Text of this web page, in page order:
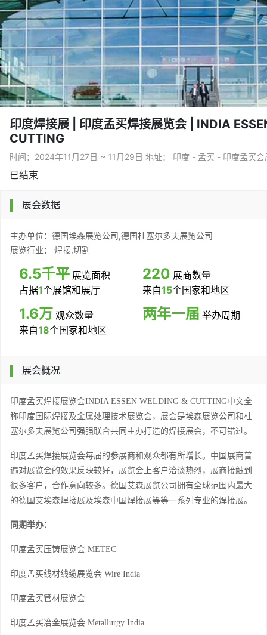
印度焊接展 | 印度孟买焊接展览会 | INDIA
CUTTING
时间：2024年11月27日 ~ 11月29日 地址： 印度 - 孟买 - 印度孟买会
已结束
展会数据
主办单位：德国埃森展览公司,德国杜塞尔多夫展览公司
展览行业： 焊接,切割
6.5千平 展览面积
占据1个展馆和展厅
220 展商数量
来自15个国家和地区
1.6万 观众数量
来自18个国家和地区
两年一届 举办周期
展会概况
印度孟买焊接展览会INDIA ESSEN WELDING & CUTTING中文全
称印度国际焊接及金属处理技术展览会， 展会是埃森展览公司 和杜
塞尔多夫展览公司 强强联合共同主办打造的焊接展会，不可错过。
印度孟买焊接展览会每届的参展商和观众都有所增长。中国展商普
遍对展览会的效果反映较好，展览会上客户洽谈热烈，展商接触到
很多客户，合作意向较多。德国艾森展览公司拥有全球范围内最大
的德国艾埃森焊接展及埃森中国焊接展等等一系列专业的焊接展。
同期举办：
印度孟买压铸展览会 METEC
印度孟买线材线缆展览会 Wire India
印度孟买管材展览会
印度孟买冶金展览会 Metallurgy India